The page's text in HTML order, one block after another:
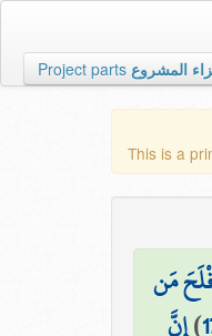
Project parts المشروع
This is a
مَن
)إِنَّ